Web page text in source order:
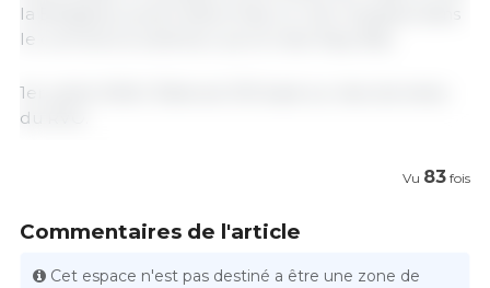
la Belgique, jouent désormais un rôle marginal dans
le commerce extérieur porcin des Pays-Bas.
1er juillet 2026 / Éditorial 333 basé sur des données
du RVO.
Vu 83 fois
Commentaires de l'article
Cet espace n'est pas destiné a être une zone de